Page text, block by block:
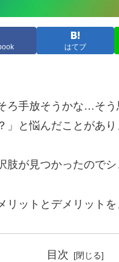
はてブ
ろ手放そうかな…そう
と悩んだことがあり
が見つかったのでシ
ットとデメリットを
目次